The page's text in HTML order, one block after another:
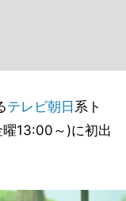
テレビ朝日 系ト
曜13:00～)に初出